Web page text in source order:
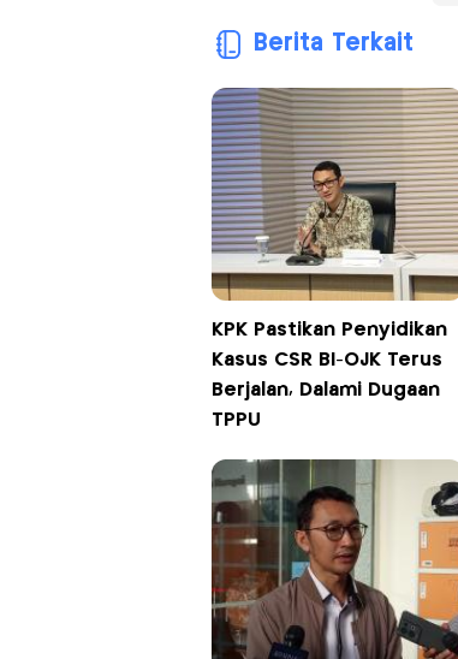
Berita Terkait
KPK Pastikan Penyidikan
Kasus CSR BI-OJK Terus
Berjalan, Dalami Dugaan
TPPU